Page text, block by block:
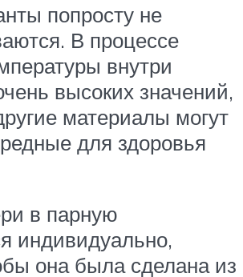
попросту не
В процессе
внутри
высоких значений,
материалы могут
для здоровья
в парную
индивидуально,
она была сделана из